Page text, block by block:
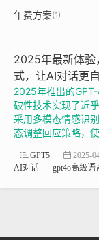
年费方案(1)
2025年最新体验
式，让AI对话更
2025年推出的
破性技术实现了近
采用多模态情感识
态调整回应策略，
GPT5 2025-
AI对话
gpt4o高级语